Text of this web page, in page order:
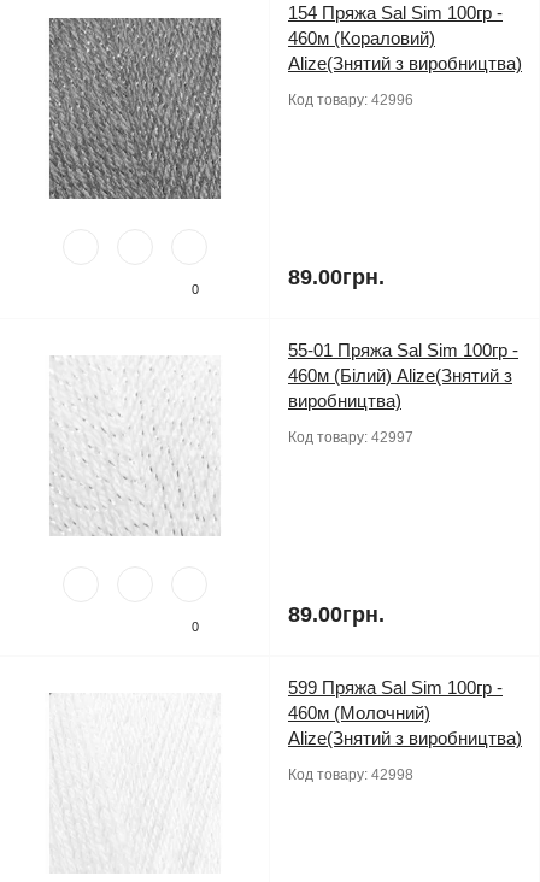
0
154 Пряжа Sal Sim 100гр -
460м (Кораловий)
Alize(Знятий з виробництва)
Код товару: 42996
89.00грн.
0
55-01 Пряжа Sal Sim 100гр -
460м (Білий) Alize(Знятий з
виробництва)
Код товару: 42997
89.00грн.
599 Пряжа Sal Sim 100гр -
460м (Молочний)
Alize(Знятий з виробництва)
Код товару: 42998